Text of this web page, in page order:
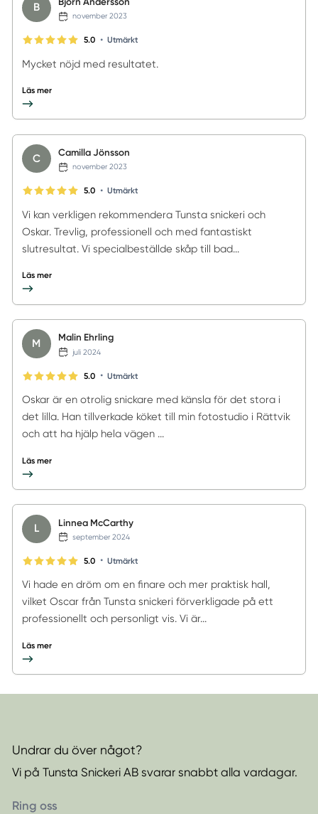
B
november 2023
5.0 • Utmärkt
Mycket nöjd med resultatet.
Läs mer
C Camilla Jönsson
november 2023
5.0 • Utmärkt
Vi kan verkligen rekommendera Tunsta snickeri och
Oskar. Trevlig, professionell och med fantastiskt
slutresultat. Vi specialbeställde skåp till bad...
Läs mer
M Malin Ehrling
juli 2024
5.0 • Utmärkt
Oskar är en otrolig snickare med känsla för det stora i
det lilla. Han tillverkade köket till min fotostudio i Rättvik
och att ha hjälp hela vägen ...
Läs mer
L Linnea McCarthy
september 2024
5.0 • Utmärkt
Vi hade en dröm om en finare och mer praktisk hall,
vilket Oscar från Tunsta snickeri förverkligade på ett
professionellt och personligt vis. Vi är...
Läs mer
Undrar du över något?
Vi på Tunsta Snickeri AB svarar snabbt alla vardagar.
Ring oss